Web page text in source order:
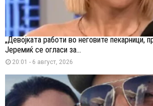
„Девојката работи во неговите пекарници,
Јеремиќ се огласи за...
20:01 - 6 август, 2026